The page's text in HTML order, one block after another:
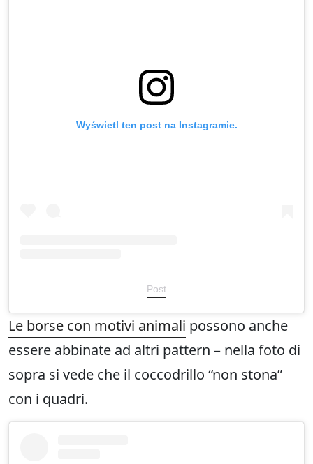
Wyświetl ten post na Instagramie.
Post
Le borse con motivi animali possono anche
essere abbinate ad altri pattern – nella foto di
sopra si vede che il coccodrillo “non stona”
con i quadri.